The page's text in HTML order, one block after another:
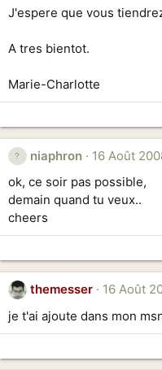
J'espere que vous
A tres bientot.
Marie-Charlotte
niaphron
16 Août
ok, ce soir pas possible,
demain quand tu veux..
cheers
themesser
16 Août
je t'ai ajoute dans mon